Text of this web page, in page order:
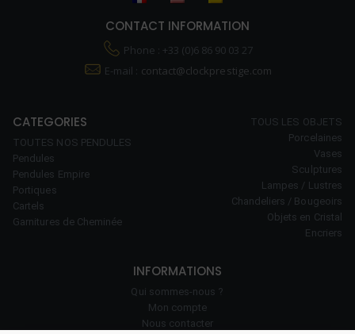
CONTACT INFORMATION
Phone : +33 (0)6 86 90 03 27
E-mail : contact@clockprestige.com
CATEGORIES
TOUTES NOS PENDULES
Pendules
Pendules Empire
Portiques
Cartels
Garnitures de Cheminée
TOUS LES OBJETS
Porcelaines
Vases
Sculptures
Lampes / Lustres
Chandeliers / Bougeoirs
Objets en Cristal
Encriers
INFORMATIONS
Qui sommes-nous ?
Mon compte
Nous contacter